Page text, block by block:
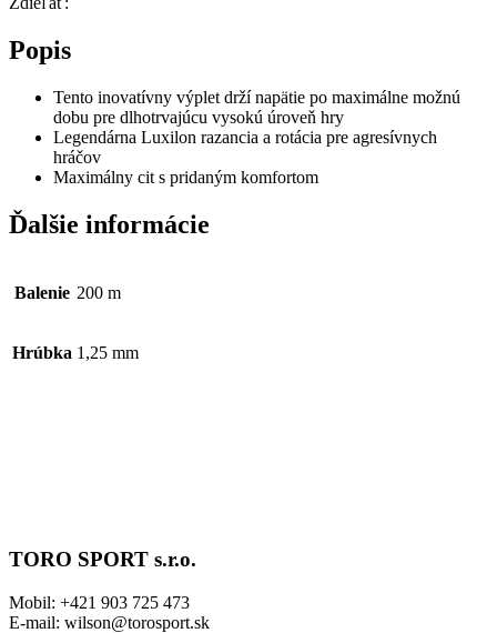
Popis
Tento inovatívny výplet drží napätie po maximálne možnú
dobu pre dlhotrvajúcu vysokú úroveň hry
Legendárna Luxilon razancia a rotácia pre agresívnych
hráčov
Maximálny cit s pridaným komfortom
Ďalšie informácie
Balenie 200 m
Hrúbka 1,25 mm
TORO SPORT s.r.o.
Mobil: +421 903 725 473
E-mail: wilson@torosport.sk